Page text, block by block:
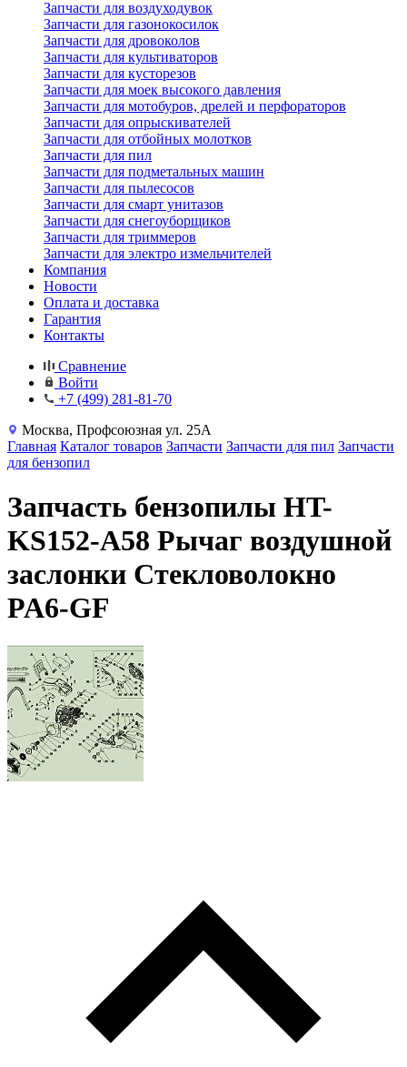
Запчасти для воздуходувок
Запчасти для газонокосилок
Запчасти для дровоколов
Запчасти для культиваторов
Запчасти для кусторезов
Запчасти для моек высокого давления
Запчасти для мотобуров, дрелей и перфораторов
Запчасти для опрыскивателей
Запчасти для отбойных молотков
Запчасти для пил
Запчасти для подметальных машин
Запчасти для пылесосов
Запчасти для смарт унитазов
Запчасти для снегоуборщиков
Запчасти для триммеров
Запчасти для электро измельчителей
Компания
Новости
Оплата и доставка
Гарантия
Контакты
Сравнение
Войти
+7 (499) 281-81-70
Москва, Профсоюзная ул. 25А
Главная Каталог товаров Запчасти Запчасти для пил Запчасти
для бензопил
Запчасть бензопилы HT-
KS152-A58 Рычаг воздушной
заслонки Стекловолокно
PA6-GF